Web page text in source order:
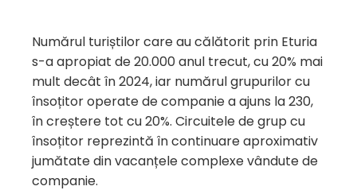
Numărul turiștilor care au călătorit prin Eturia
s-a apropiat de 20.000 anul trecut, cu 20% mai
mult decât în 2024, iar numărul grupurilor cu
însoțitor operate de companie a ajuns la 230,
în creștere tot cu 20%. Circuitele de grup cu
însoțitor reprezintă în continuare aproximativ
jumătate din vacanțele complexe vândute de
companie.